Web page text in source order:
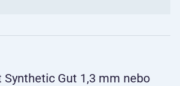
Synthetic Gut 1,3 mm nebo